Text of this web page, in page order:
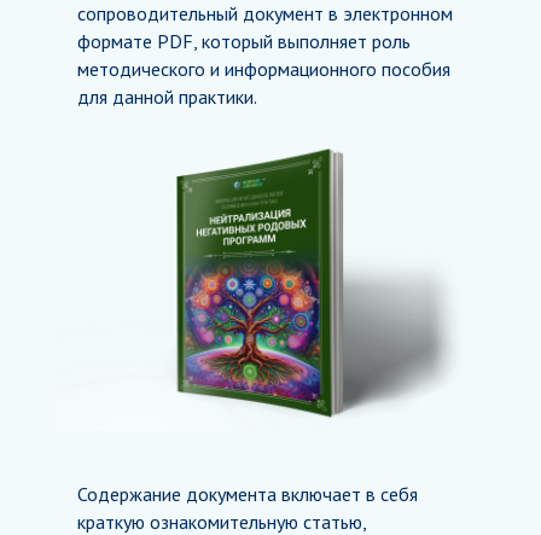
сопроводительный документ в электронном
формате PDF, который выполняет роль
методического и информационного пособия
для данной практики.
Содержание документа включает в себя
краткую ознакомительную статью,